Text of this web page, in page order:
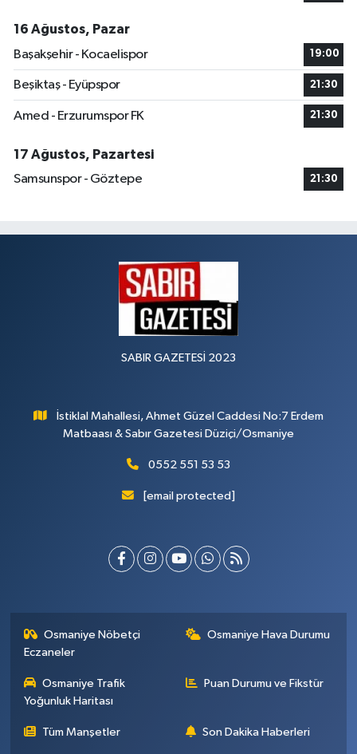
16 Ağustos, Pazar
Başakşehir - Kocaelispor
19:00
Beşiktaş - Eyüpspor 21:30
Amed - Erzurumspor FK 21:30
17 Ağustos, Pazartesi
Samsunspor - Göztepe
21:30
SABIR GAZETESİ 2023
İstiklal Mahallesi, Ahmet Güzel Caddesi No:7 Erdem
Matbaası & Sabır Gazetesi Düziçi/Osmaniye
0552 551 53 53
[email protected]
Osmaniye Nöbetçi
Eczaneler
Osmaniye Hava Durumu
Osmaniye Trafik
Yoğunluk Haritası
Puan Durumu ve Fikstür
Tüm Manşetler Son Dakika Haberleri